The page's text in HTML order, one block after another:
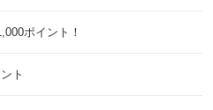
ポイント！
ト